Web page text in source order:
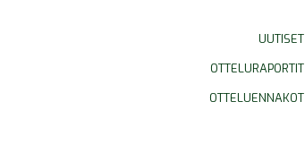
UUTISET
OTTELURAPORTIT
OTTELUENNAKOT